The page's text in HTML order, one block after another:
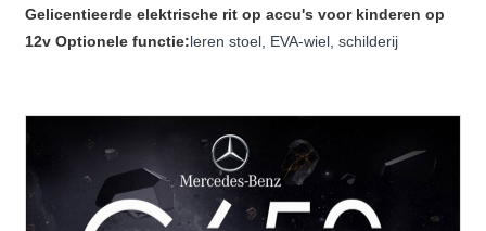
Gelicentieerde elektrische rit op accu's voor kinderen op
12v Optionele functie:leren stoel, EVA-wiel, schilderij